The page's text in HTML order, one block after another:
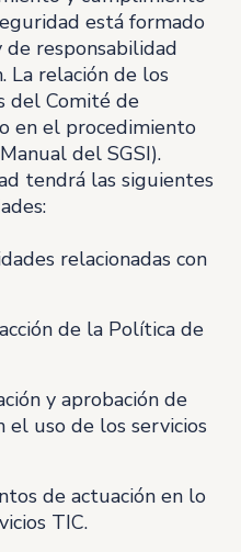
está formado
responsabilidad
La relación de los
del Comité de
en el procedimiento
del SGSI).
tendrá las siguientes
relacionadas con
de la Política de
y aprobación de
el uso de los servicios
de actuación en lo
TIC.